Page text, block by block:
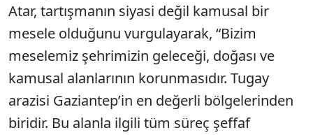
Atar, tartışmanın siyasi değil kamusal bir
mesele olduğunu vurgulayarak, “Bizim
meselemiz şehrimizin geleceği, doğası ve
kamusal alanlarının korunmasıdır. Tugay
arazisi Gaziantep’in en değerli bölgelerinden
biridir. Bu alanla ilgili tüm süreç şeffaf